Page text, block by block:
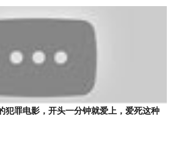
犯罪电影，开头一分钟就爱上，爱死这种